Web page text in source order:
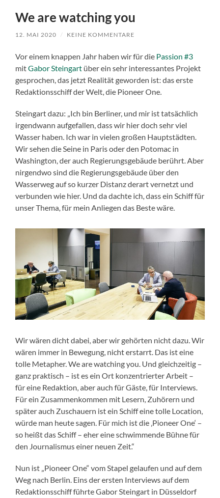
We are watching you
12. MAI 2020 / KEINE KOMMENTARE
Vor einem knappen Jahr haben wir für die Passion #3
mitGabor Steingart über ein sehr interessantes Projekt
gesprochen, das jetzt Realität geworden ist: das erste
Redaktionsschiff der Welt, die Pioneer One.
Steingart dazu: „Ich bin Berliner, und mir ist tatsächlich
irgendwann aufgefallen, dass wir hier doch sehr viel
Wasser haben. Ich war in vielen großen Hauptstädten.
Wir sehen die Seine in Paris oder den Potomac in
Washington, der auch Regierungsgebäude berührt. Aber
nirgendwo sind die Regierungsgebäude über den
Wasserweg auf so kurzer Distanz derart vernetzt und
verbunden wie hier. Und da dachte ich, dass ein Schiff für
unser Thema, für mein Anliegen das Beste wäre.
Wir wären dicht dabei, aber wir gehörten nicht dazu. Wir
wären immer in Bewegung, nicht erstarrt. Das ist eine
tolle Metapher. We are watching you. Und gleichzeitig –
ganz praktisch – ist es ein Ort konzentrierter Arbeit –
für eine Redaktion, aber auch für Gäste, für Interviews.
Für ein Zusammenkommen mit Lesern, Zuhörern und
später auch Zuschauern ist ein Schiff eine tolle Location,
würde man heute sagen. Für mich ist die ‚Pioneer One‘ –
so heißt das Schiff – eher eine schwimmende Bühne für
den Journalismus einer neuen Zeit.“
Nun ist „Pioneer One“ vom Stapel gelaufen und auf dem
Weg nach Berlin. Eins der ersten Interviews auf dem
Redaktionsschiff führte Gabor Steingart in Düsseldorf